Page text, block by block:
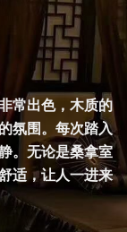
常出色，木质的
氛围。每次踏入
。无论是桑拿室
适，让人一进来